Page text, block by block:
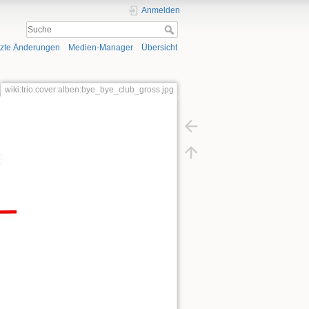
Anmelden
Änderungen Medien-Manager Übersicht
wiki:trio:cover:alben:bye_bye_club_gross.jpg